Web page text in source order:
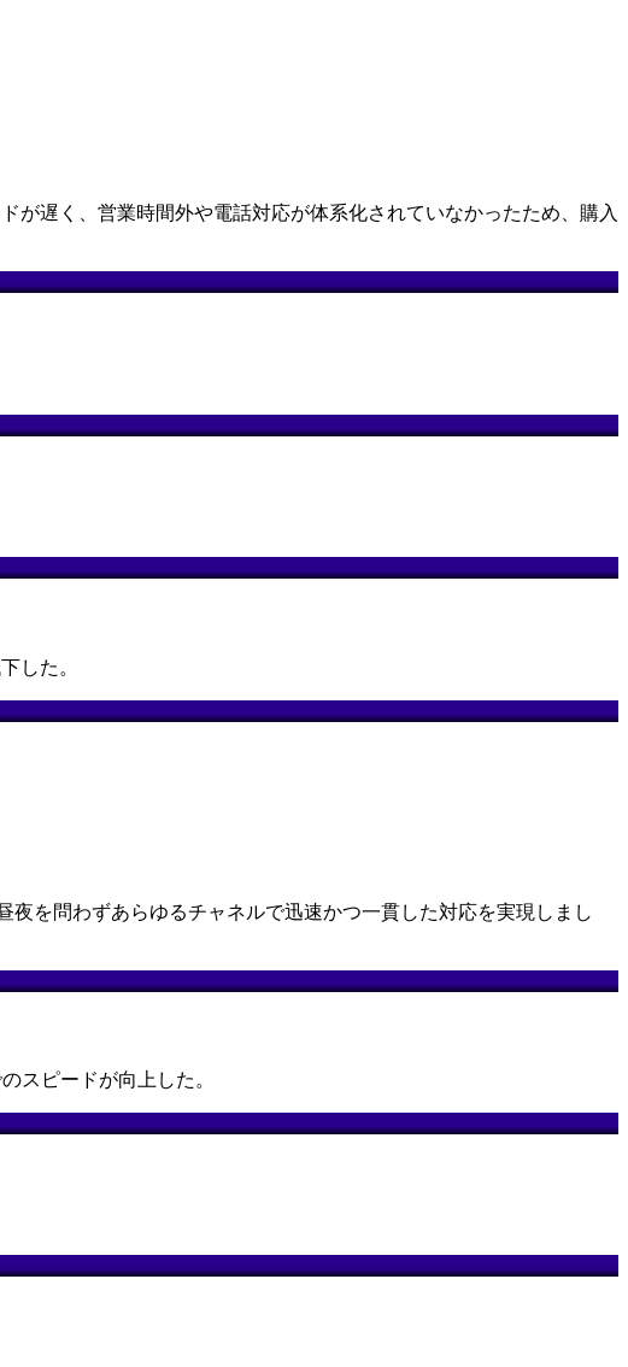
が遅く、営業時間外や電話対応が体系化されていなかったため、購入
した。
夜を問わずあらゆるチャネルで迅速かつ一貫した対応を実現しまし
スピードが向上した。